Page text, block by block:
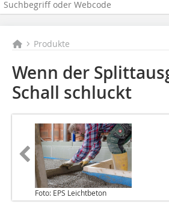
Produkte
Wenn der
Schall schluckt
Foto: EPS Leichtbeton